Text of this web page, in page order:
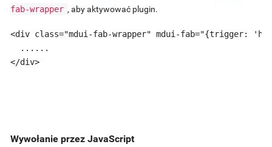
fab-wrapper , aby aktywować plugin.
<div class="mdui-fab-wrapper" mdui-fab="{trigger:
  ......
</div>
Wywołanie przez JavaScript